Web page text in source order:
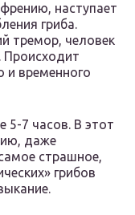
наступает
гриба.
тремор, человек
Происходит
и временного
5-7 часов. В этот
даже
страшное,
грибов